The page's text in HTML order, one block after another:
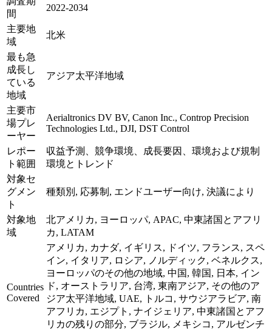
間
2022-2034
主要地
域
北米
最も急
成長し
ている
地域
アジア太平洋地域
主要市
場プレ
ーヤー
Aerialtronics DV BV, Canon Inc., Controp Precision
Technologies Ltd., DJI, DST Control
レポー
ト範囲
収益予測、競争環境、成長要因、環境および規制
環境とトレンド
対象セ
グメン
ト
種類別, 応募制, エンドユーザー向け, 決議により
対象地
域
北アメリカ, ヨーロッパ, APAC, 中東諸国とアフリ
カ, LATAM
Countries
Covered
アメリカ, カナダ, イギリス, ドイツ, フランス, スペ
イン, イタリア, ロシア, ノルディック, ベネルクス,
ヨーロッパのその他の地域, 中国, 韓国, 日本, イン
ド, オーストラリア, 台湾, 東南アジア, その他のア
ジア太平洋地域, UAE, トルコ, サウジアラビア, 南
アフリカ, エジプト, ナイジェリア, 中東諸国とアフ
リカの残りの部分, ブラジル, メキシコ, アルゼンチ